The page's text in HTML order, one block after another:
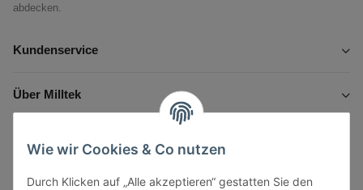
Wie wir Cookies & Co nutzen
Durch Klicken auf „Alle akzeptieren“ gestatten Sie den
abdecken.
Kundenservice
Über Milltek
Gesetzliche Informationen